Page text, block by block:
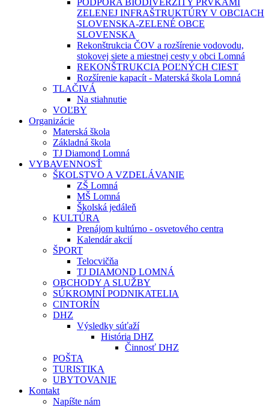
PODPORA BIODIVERZITY PRVKAMI
ZELENEJ INFRAŠTRUKTÚRY V OBCIACH
SLOVENSKA-ZELENÉ OBCE
SLOVENSKA
Rekonštrukcia ČOV a rozšírenie vodovodu,
stokovej siete a miestnej cesty v obci Lomná
REKONŠTRUKCIA POĽNÝCH CIEST
Rozšírenie kapacít - Materská škola Lomná
TLAČIVÁ
Na stiahnutie
VOĽBY
Organizácie
Materská škola
Základná škola
TJ Diamond Lomná
VYBAVENNOSŤ
ŠKOLSTVO A VZDELÁVANIE
ZŠ Lomná
MŠ Lomná
Školská jedáleň
KULTÚRA
Prenájom kultúrno - osvetového centra
Kalendár akcií
ŠPORT
Telocvičňa
TJ DIAMOND LOMNÁ
OBCHODY A SLUŽBY
SÚKROMNÍ PODNIKATELIA
CINTORÍN
DHZ
Výsledky súťaží
História DHZ
Činnosť DHZ
POŠTA
TURISTIKA
UBYTOVANIE
Kontakt
Napíšte nám